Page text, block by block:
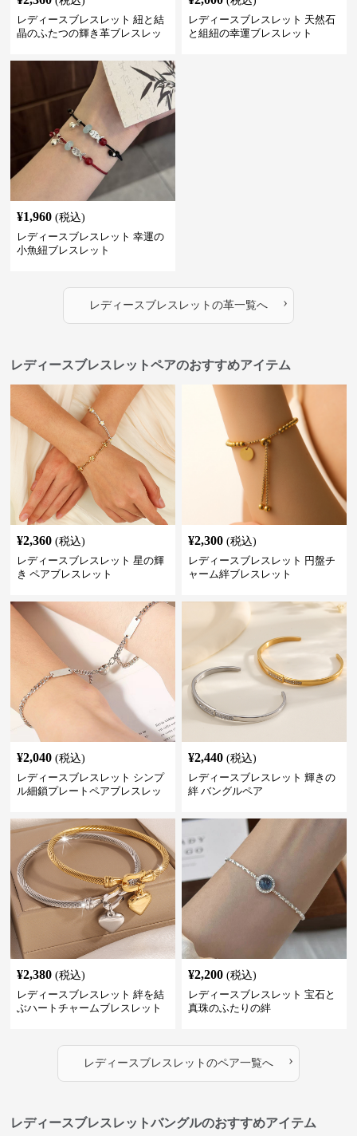
レディースブレスレット 紐と結
晶のふたつの輝き革ブレスレッ
レディースブレスレット 天然石
と組紐の幸運ブレスレット
¥1,960 (税込)
レディースブレスレット 幸運の
小魚紐ブレスレット
レディースブレスレット の革一覧へ ›
レディースブレスレットペアのおすすめアイテム
¥2,360 (税込)
レディースブレスレット 星の輝
き ペアブレスレット
¥2,300 (税込)
レディースブレスレット 円盤チ
ャーム絆ブレスレット
¥2,040 (税込)
レディースブレスレット シンプ
ル細鎖プレートペアブレスレッ
¥2,440 (税込)
レディースブレスレット 輝きの
絆 バングルペア
¥2,380 (税込)
レディースブレスレット 絆を結
ぶハートチャームブレスレット
¥2,200 (税込)
レディースブレスレット 宝石と
真珠のふたりの絆
レディースブレスレット のペア一覧へ ›
レディースブレスレットバングルのおすすめアイテム